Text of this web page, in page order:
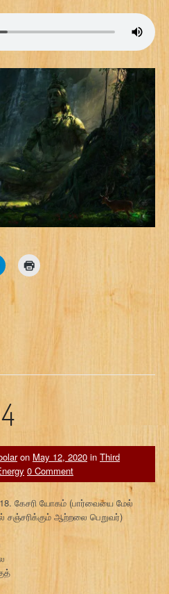
on May 12, 2020 in Third
0 Comment
கேசரி யோகம் (பார்வையை மேல்
சஞ்சரிக்கும் ஆற்றலை பெறுவர்)